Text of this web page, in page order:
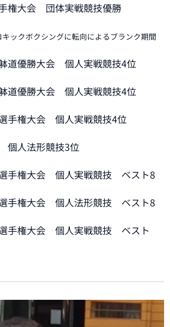
権大会 団体実戦競技優勝
ックボクシングに転向によるブランク期間
道優勝大会 個人実戦競技4位
道優勝大会 個人実戦競技4位
手権大会 個人実戦競技4位
個人法形競技3位
手権大会 個人実戦競技 ベスト8
手権大会 個人法形競技 ベスト8
手権大会 個人実戦競技 ベスト